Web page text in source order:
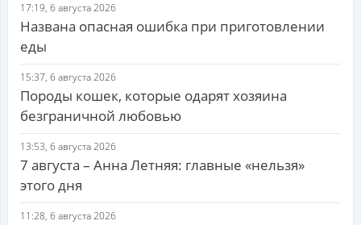
17:19, 6 августа 2026
Названа опасная ошибка при приготовлении
еды
15:37, 6 августа 2026
Породы кошек, которые одарят хозяина
безграничной любовью
13:53, 6 августа 2026
7 августа – Анна Летняя: главные «нельзя»
этого дня
11:28, 6 августа 2026